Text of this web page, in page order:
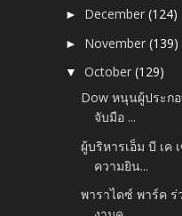
► December(124)
► November(139)
▼October(129)
Dow หนุนผู้ประก
จับมือ ...
ผู้บริหารเอ็ม บี เค
ความยิน...
พาราไดซ์ พาร์ค ร่